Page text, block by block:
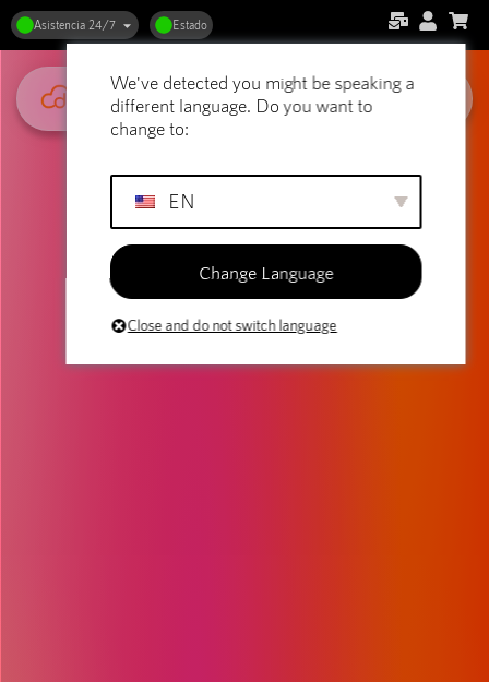
Asistencia 24/7 Estado
We've detected you might be speaking a
different language. Do you want to
change to:
EN
Change Language
Close and do not switch language